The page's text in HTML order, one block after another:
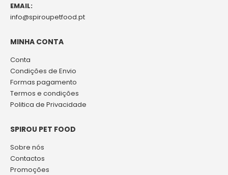
EMAIL:
info@spiroupetfood.pt
MINHA CONTA
Conta
Condições de Envio
Formas pagamento
Termos e condições
Politica de Privacidade
SPIROU PET FOOD
Sobre nós
Contactos
Promoções